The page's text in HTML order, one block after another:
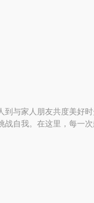
到与家人朋友共度美好
战自我。在这里，每一